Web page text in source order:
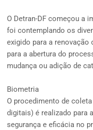
O Detran-DF começou a
foi contemplando os
exigido para a renovação
para a abertura do
mudança ou adição de
Biometria
O procedimento de
digitais) é realizado para
segurança e eficácia no